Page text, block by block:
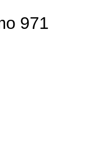
971